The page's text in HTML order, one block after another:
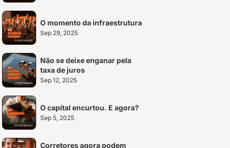
O momento da infraestrutura
Sep 29, 2025
Não se deixe enganar pela
taxa de juros
Sep 12, 2025
O capital encurtou. E agora?
Sep 5, 2025
Corretores agora podem